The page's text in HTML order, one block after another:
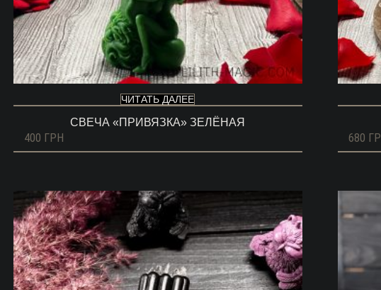
ЧИТАТЬ ДАЛЕЕ
СВЕЧА «ПРИВЯЗКА» ЗЕЛЁНАЯ
400 ГРН 680